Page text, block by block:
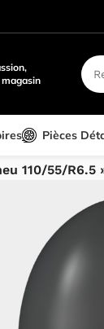
Pièces
110/55/R6.5